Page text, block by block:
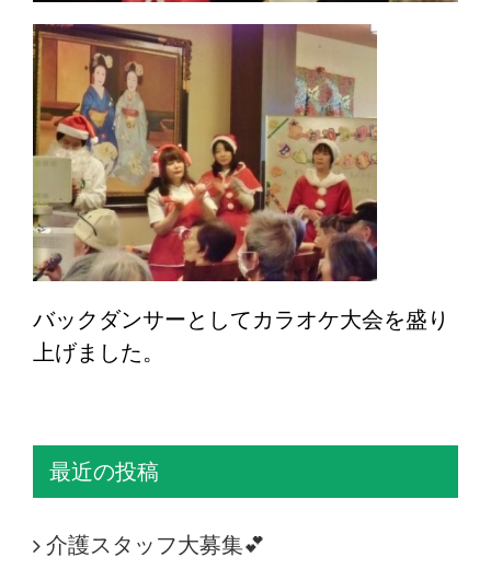
バックダンサーとしてカラオケ大会を盛り
上げました。
最近の投稿
介護スタッフ大募集💕